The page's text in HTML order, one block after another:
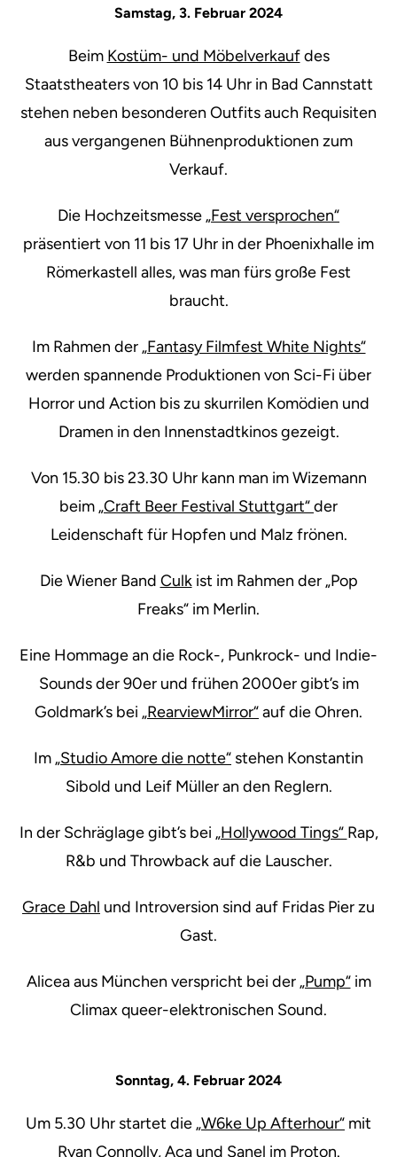
Samstag, 3. Februar 2024
Beim Kostüm- und Möbelverkaufdes
Staatstheaters von 10 bis 14 Uhr in Bad Cannstatt
stehen neben besonderen Outfits auch Requisiten
aus vergangenen Bühnenproduktionen zum
Verkauf.
Die Hochzeitsmesse „Fest versprochen“
präsentiert von 11 bis 17 Uhr in der Phoenixhalle im
Römerkastell alles, was man fürs große Fest
braucht.
Im Rahmen der „Fantasy Filmfest White Nights“
werden spannende Produktionen von Sci-Fi über
Horror und Action bis zu skurrilen Komödien und
Dramen in den Innenstadtkinos gezeigt.
Von 15.30 bis 23.30 Uhr kann man im Wizemann
beim „Craft Beer Festival Stuttgart“der
Leidenschaft für Hopfen und Malz frönen.
Die Wiener Band Culkist im Rahmen der „Pop
Freaks“ im Merlin.
Eine Hommage an die Rock-, Punkrock- und Indie-
Sounds der 90er und frühen 2000er gibt’s im
Goldmark’s bei „RearviewMirror“auf die Ohren.
Im „Studio Amore die notte“ stehen Konstantin
Sibold und Leif Müller an den Reglern.
In der Schräglage gibt’s bei „Hollywood Tings“ Rap,
R&b und Throwback auf die Lauscher.
Grace Dahl und Introversion sind auf Fridas Pier zu
Gast.
Alicea aus München verspricht bei der „Pump“im
Climax queer-elektronischen Sound.
Sonntag, 4. Februar 2024
Um 5.30 Uhr startet die „W6ke Up Afterhour“ mit
Ryan Connolly, Aca und Sanel im Proton.